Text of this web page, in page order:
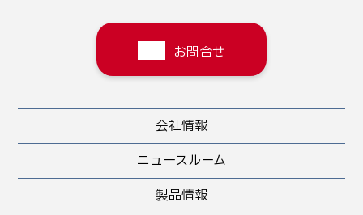
お問合せ
会社情報
ニュースルーム
製品情報